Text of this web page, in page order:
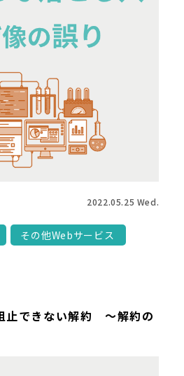
2022.05.25 Wed.
その他Webサービス
止できない解約 ～解約の